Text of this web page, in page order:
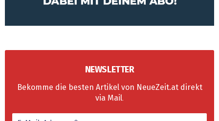
NEWSLETTER
Bekomme die besten Artikel von NeueZeit.at direkt
via Mail.